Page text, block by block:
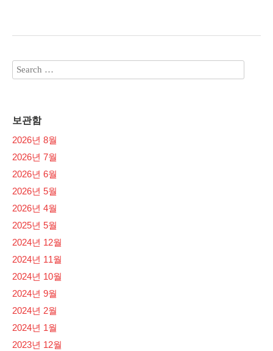
보관함
2026년 8월
2026년 7월
2026년 6월
2026년 5월
2026년 4월
2025년 5월
2024년 12월
2024년 11월
2024년 10월
2024년 9월
2024년 2월
2024년 1월
2023년 12월